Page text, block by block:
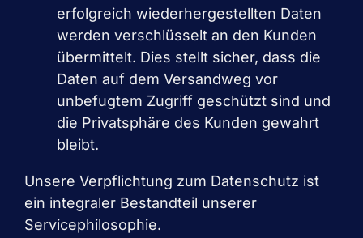
erfolgreich wiederhergestellten Daten
werden verschlüsselt an den Kunden
übermittelt. Dies stellt sicher, dass die
Daten auf dem Versandweg vor
unbefugtem Zugriff geschützt sind und
die Privatsphäre des Kunden gewahrt
bleibt.
Unsere Verpflichtung zum Datenschutz ist
ein integraler Bestandteil unserer
Servicephilosophie.